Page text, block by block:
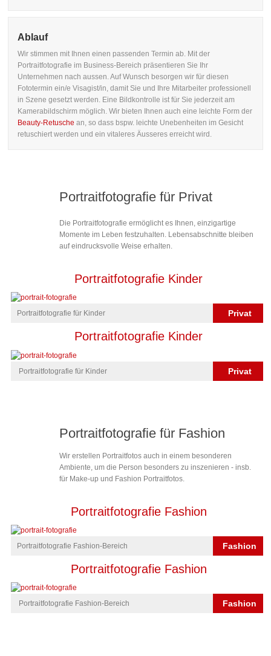
Ablauf
Wir stimmen mit Ihnen einen passenden Termin ab. Mit der
Portraitfotografie im Business-Bereich präsentieren Sie Ihr
Unternehmen nach aussen. Auf Wunsch besorgen wir für diesen
Fototermin ein/e Visagist/in, damit Sie und Ihre Mitarbeiter professionell
in Szene gesetzt werden. Eine Bildkontrolle ist für Sie jederzeit am
Kamerabildschirm möglich. Wir bieten Ihnen auch eine leichte Form der
Beauty-Retusche an, so dass bspw. leichte Unebenheiten im Gesicht
retuschiert werden und ein vitaleres Äusseres erreicht wird.
Portraitfotografie für Privat
Die Portraitfotografie ermöglicht es Ihnen, einzigartige
Momente im Leben festzuhalten. Lebensabschnitte bleiben
auf eindrucksvolle Weise erhalten.
Portraitfotografie Kinder
Privat
Portraitfotografie für Kinder
Portraitfotografie Kinder
Privat
Portraitfotografie für Kinder
Portraitfotografie für Fashion
Wir erstellen Portraitfotos auch in einem besonderen
Ambiente, um die Person besonders zu inszenieren - insb.
für Make-up und Fashion Portraitfotos.
Portraitfotografie Fashion
Fashion
Portraitfotografie Fashion-Bereich
Portraitfotografie Fashion
Fashion
Portraitfotografie Fashion-Bereich